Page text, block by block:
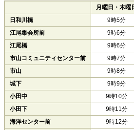
月曜日・木曜
日和川橋 9時5分
江尾集会所前
9時6分
江尾橋
9時6分
市山コミュニティセンター前
9時7分
市山
9時8分
城下
9時9分
小田中
9時10分
小田下
9時11分
海洋センター前
9時12分